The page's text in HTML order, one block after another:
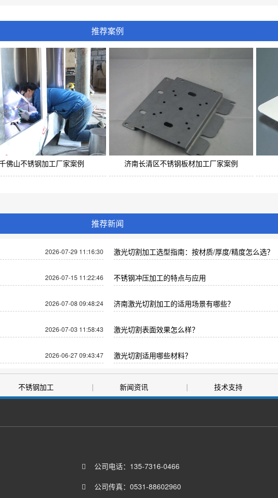
推荐案例
佛山不锈钢加工厂家案例 济南长清区不锈钢板材加工厂家案例
推荐新闻
2026-07-29 11:16:30 激光切割加工选型指南：按材质/厚度/精度怎么选？
2026-07-15 11:22:46 不锈钢冲压加工的特点与应用
2026-07-08 09:48:24 济南激光切割加工的适用场景有哪些？
2026-07-03 11:58:43 ​激光切割表面效果怎么样？
2026-06-27 09:43:47 激光切割适用哪些材料？
不锈钢加工 | 新闻资讯 | 技术支持
公司电话： 135-7316-0466
公司传真： 0531-88602960